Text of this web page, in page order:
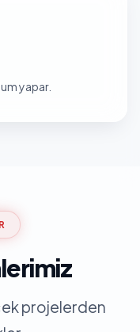
yapar.
projelerden